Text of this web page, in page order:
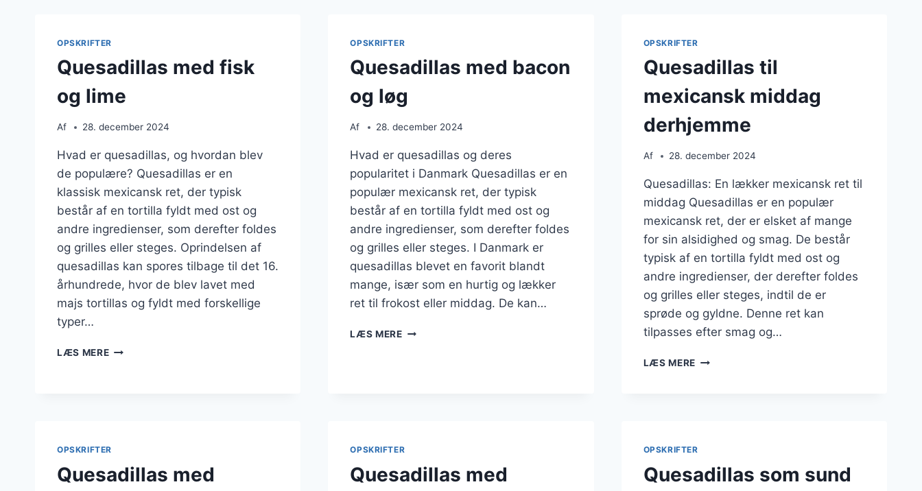
OPSKRIFTER
Quesadillas med fisk
og lime
Af 28. december 2024
Hvad er quesadillas, og hvordan blev
de populære? Quesadillas er en
klassisk mexicansk ret, der typisk
består af en tortilla fyldt med ost og
andre ingredienser, som derefter foldes
og grilles eller steges. Oprindelsen af
quesadillas kan spores tilbage til det 16.
århundrede, hvor de blev lavet med
majs tortillas og fyldt med forskellige
typer…
LÆS MEREQUESADILLAS
OPSKRIFTER
Quesadillas med bacon
og løg
Af 28. december 2024
Hvad er quesadillas og deres
popularitet i Danmark Quesadillas er en
populær mexicansk ret, der typisk
består af en tortilla fyldt med ost og
andre ingredienser, som derefter foldes
og grilles eller steges. I Danmark er
quesadillas blevet en favorit blandt
mange, især som en hurtig og lækker
ret til frokost eller middag. De kan…
LÆS MEREQUESADILLAS
OPSKRIFTER
Quesadillas til
mexicansk middag
derhjemme
Af 28. december 2024
Quesadillas: En lækker mexicansk ret til
middag Quesadillas er en populær
mexicansk ret, der er elsket af mange
for sin alsidighed og smag. De består
typisk af en tortilla fyldt med ost og
andre ingredienser, der derefter foldes
og grilles eller steges, indtil de er
sprøde og gyldne. Denne ret kan
tilpasses efter smag og…
LÆS MERE QUESADILLAS
OPSKRIFTER
Quesadillas med
OPSKRIFTER
Quesadillas med
OPSKRIFTER
Quesadillas som sund